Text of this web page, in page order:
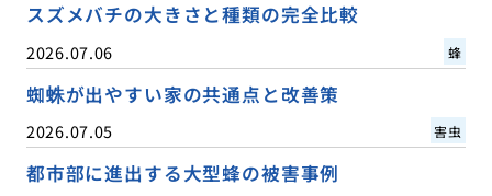
スズメバチの大きさと種類の完全比較
2026.07.06 蜂
蜘蛛が出やすい家の共通点と改善策
2026.07.05 害虫
都市部に進出する大型蜂の被害事例